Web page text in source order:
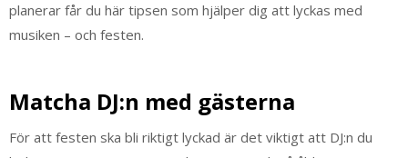
planerar får du här tipsen som hjälper dig att lyckas med
musiken – och festen.
Matcha DJ:n med gästerna
För att festen ska bli riktigt lyckad är det viktigt att DJ:n du